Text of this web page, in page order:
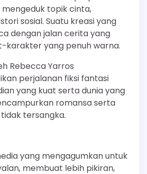
mengeduk topik cinta,
sosial. Suatu kreasi yang
dengan jalan cerita yang
karakter yang penuh warna.
Rebecca Yarros
perjalanan fiksi fantasi
yang kuat serta dunia yang
romansa serta
tersangka.
yang mengagumkan untuk
membuat lebih pikiran,